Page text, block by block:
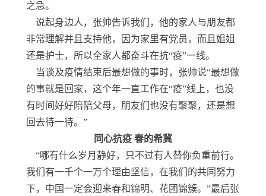
之急。
说起身边人，张帅告诉我们，他的家人与朋友都
非常理解并且支持他，因为家里有党员，而且姐姐
还是护士，所以全家人都奋斗在抗“疫”一线。
当谈及疫情结束后最想做的事时，张帅说“最想做
的事就是回家，这个年一直工作在“疫”线上，也没
有时间好好陪陪父母，朋友们也没有聚聚，还是想
回去待一待。”
同心抗疫 春的希冀
“哪有什么岁月静好，只不过有人替你负重前行。
我们有一千个一万个理由坚信，在我们的共同努力
下，中国一定会迎来春和锦明、花团锦簇。”最后张